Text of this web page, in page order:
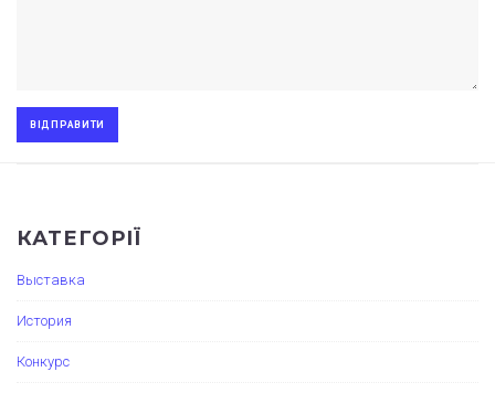
КАТЕГОРІЇ
Выставка
История
Конкурс